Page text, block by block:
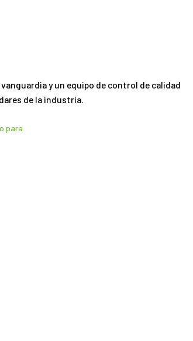
y un equipo de control de calidad
de la industria.
para